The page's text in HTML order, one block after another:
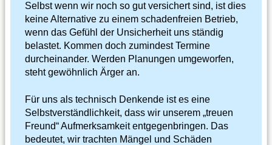
Selbst wenn wir noch so gut versichert sind, ist dies
keine Alternative zu einem schadenfreien Betrieb,
wenn das Gefühl der Unsicherheit uns ständig
belastet. Kommen doch zumindest Termine
durcheinander. Werden Planungen umgeworfen,
steht gewöhnlich Ärger an.
Für uns als technisch Denkende ist es eine
Selbstverständlichkeit, dass wir unserem „treuen
Freund“ Aufmerksamkeit entgegenbringen. Das
bedeutet, wir trachten Mängel und Schäden